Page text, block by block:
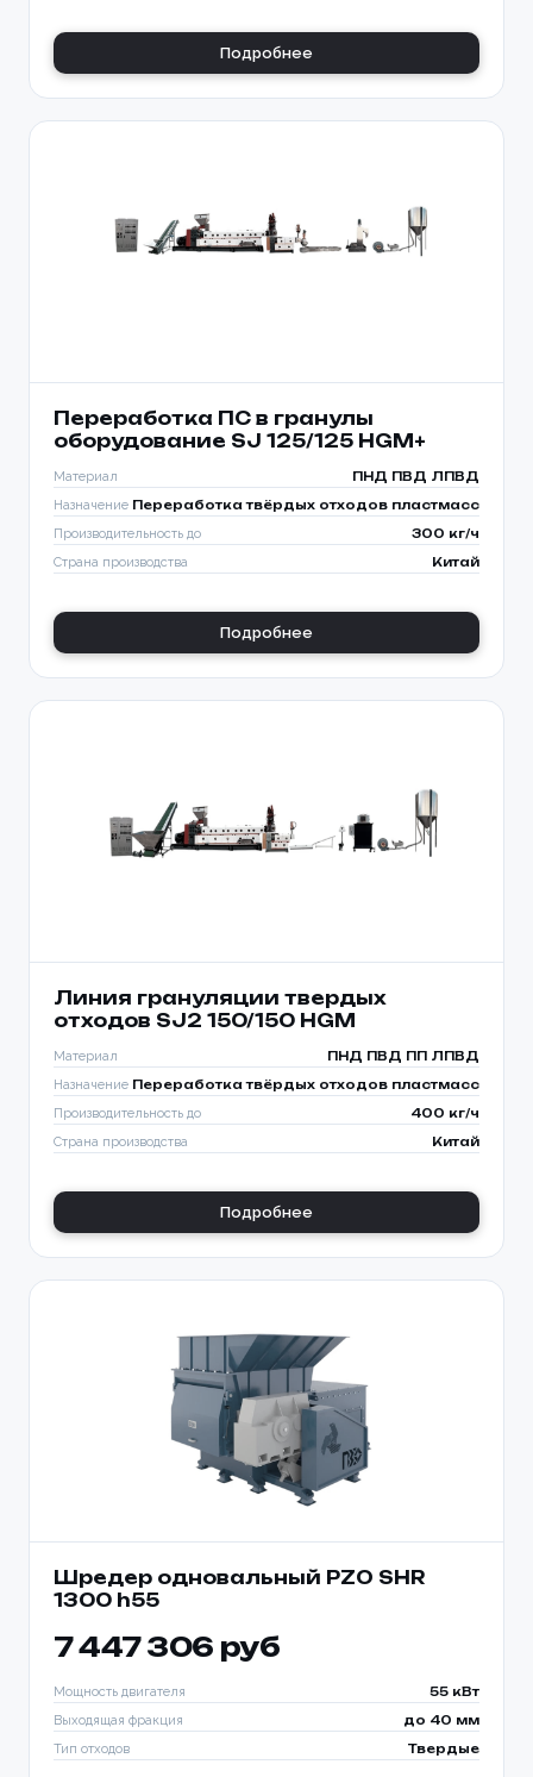
Подробнее
Переработка ПС в гранулы
оборудование SJ 125/125 HGM+
Материал ПНД ПВД ЛПВД
Назначение Переработка твёрдых отходов пластмасс
Производительность до 300 кг/ч
Страна производства Китай
Подробнее
Линия грануляции твердых
отходов SJ2 150/150 HGM
Материал ПНД ПВД ПП ЛПВД
Назначение Переработка твёрдых отходов пластмасс
Производительность до 400 кг/ч
Страна производства Китай
Подробнее
Шредер одновальный PZO SHR
1300 h55
7 447 306 руб
Мощность двигателя 55 кВт
Выходящая фракция до 40 мм
Тип отходов Твердые